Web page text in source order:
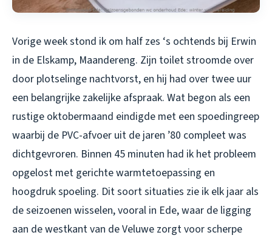
Vorige week stond ik om half zes ‘s ochtends bij Erwin
in de Elskamp, Maandereng. Zijn toilet stroomde over
door plotselinge nachtvorst, en hij had over twee uur
een belangrijke zakelijke afspraak. Wat begon als een
rustige oktobermaand eindigde met een spoedingreep
waarbij de PVC-afvoer uit de jaren ’80 compleet was
dichtgevroren. Binnen 45 minuten had ik het probleem
opgelost met gerichte warmtetoepassing en
hoogdruk spoeling. Dit soort situaties zie ik elk jaar als
de seizoenen wisselen, vooral in Ede, waar de ligging
aan de westkant van de Veluwe zorgt voor scherpe